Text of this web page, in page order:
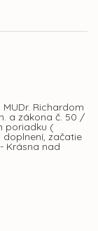
Richardom
a zákona č. 50 /
poriadku (
doplnení, začatie
Krásna nad